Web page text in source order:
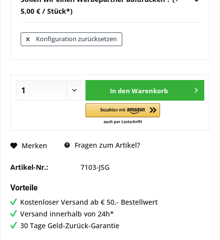
5,00 € / Stück*)
Konfiguration zurücksetzen
In den Warenkorb
Merken Fragen zum Artikel?
Artikel-Nr.: 7103-JSG
Vorteile
Kostenloser Versand ab € 50,- Bestellwert
Versand innerhalb von 24h*
30 Tage Geld-Zurück-Garantie